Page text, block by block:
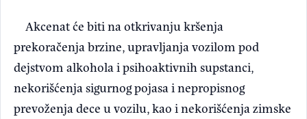
Akcenat će biti na otkrivanju kršenja
prekoračenja brzine, upravljanja vozilom pod
dejstvom alkohola i psihoaktivnih supstanci,
nekorišćenja sigurnog pojasa i nepropisnog
prevoženja dece u vozilu, kao i nekorišćenja zimske